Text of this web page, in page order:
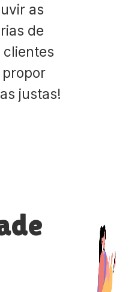
as
de
clientes
propor
justas!